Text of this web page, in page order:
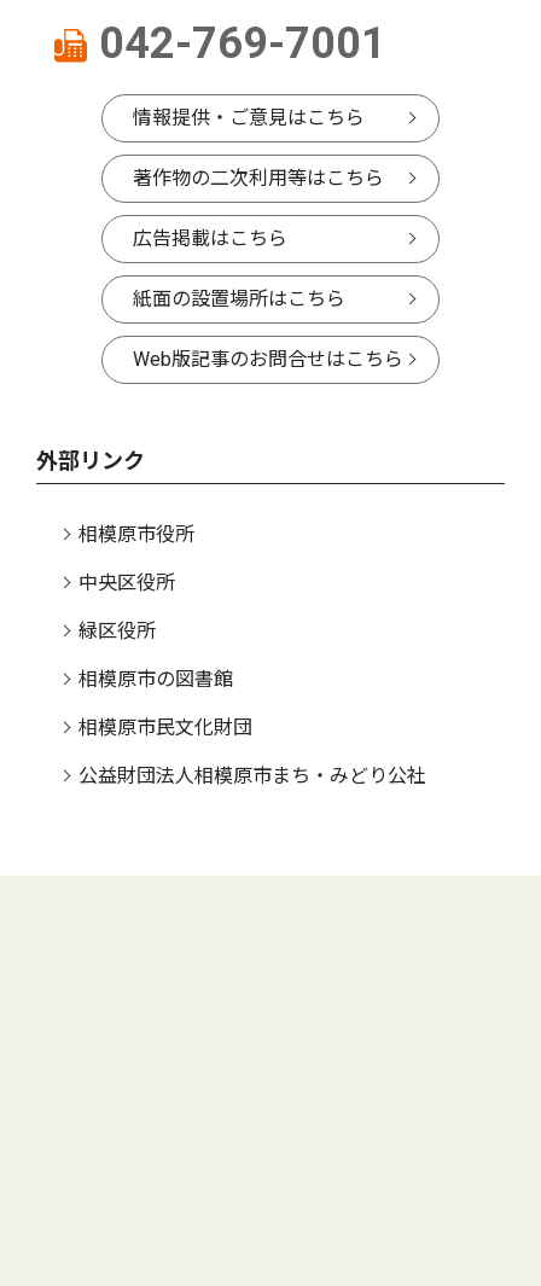
042-769-7001
情報提供・ご意見はこちら
著作物の二次利用等はこちら
広告掲載はこちら
紙面の設置場所はこちら
Web版記事のお問合せはこちら
外部リンク
相模原市役所
中央区役所
緑区役所
相模原市の図書館
相模原市民文化財団
公益財団法人相模原市まち・みどり公社